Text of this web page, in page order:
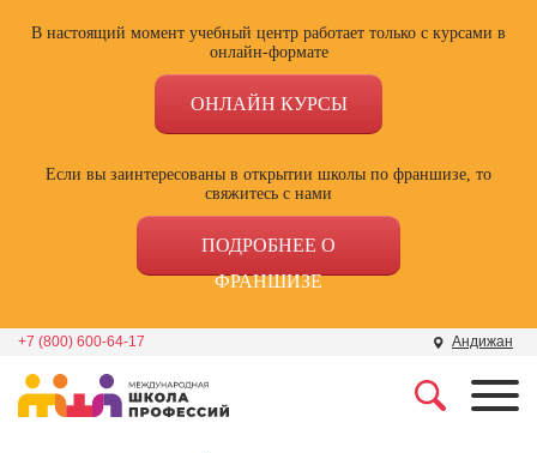
В настоящий момент учебный центр работает только с курсами в
онлайн-формате
ОНЛАЙН КУРСЫ
Если вы заинтересованы в открытии школы по франшизе, то
свяжитесь с нами
ПОДРОБНЕЕ О
ФРАНШИЗЕ
+7 (800) 600-64-17 Андижан